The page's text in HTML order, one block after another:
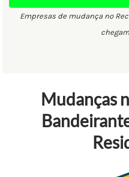
Empresas de mudança no
Mudanças